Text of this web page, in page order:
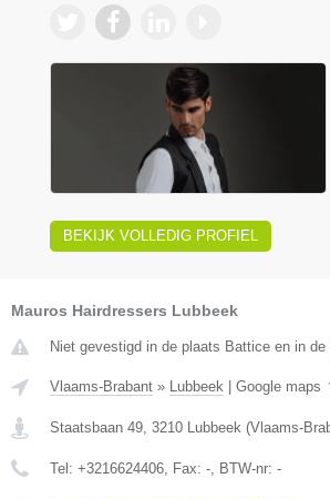
BEKIJK VOLLEDIG PROFIEL
Mauros Hairdressers Lubbeek
Niet gevestigd in de plaats Battice en in de
Vlaams-Brabant » Lubbeek | Google maps
Staatsbaan 49 3210 Lubbeek (Vlaams-
Tel: +3216624406 , Fax: - , BTW-nr: -